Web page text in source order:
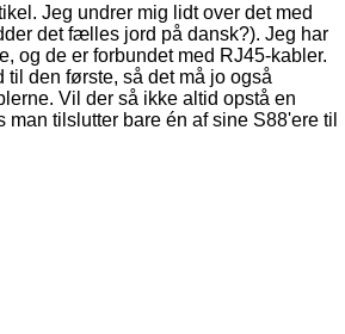
Jeg undrer mig lidt over det med
det fælles jord på dansk?). Jeg har
og de er forbundet med RJ45-kabler.
til den første, så det må jo også
Vil der så ikke altid opstå en
man tilslutter bare én af sine S88'ere til